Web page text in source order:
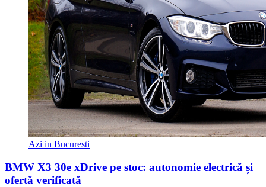
Azi in Bucuresti
BMW X3 30e xDrive pe stoc: autonomie electrică și
ofertă verificată